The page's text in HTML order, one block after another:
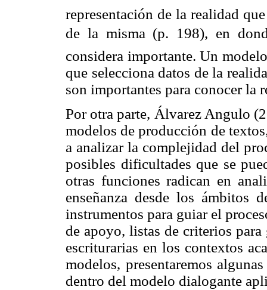
representación de la realidad
de la misma (p. 198), en
considera importante. Un
que selecciona datos de la
son importantes para conocer la
Por otra parte, Álvarez Angulo
modelos de producción de
a analizar la complejidad del
posibles dificultades que se
otras funciones radican en
enseñanza desde los
instrumentos para guiar el
de apoyo, listas de criterios
escriturarias en los contextos
modelos, presentaremos
dentro del modelo dialogante